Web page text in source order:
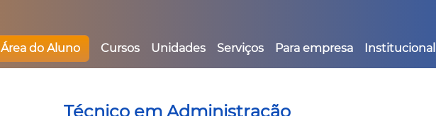
Área do Aluno Cursos Unidades Serviços Para empresa Institucional
Técnico em Administração